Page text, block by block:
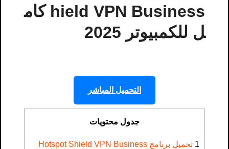
hield VPN Business كام
ل للكمبيوتر 2025
التحميل المباشر
جدول محتويات
1
تحميل برنامج Hotspot Shield VPN Business